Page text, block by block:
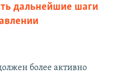
дальнейшие шаги
более активно